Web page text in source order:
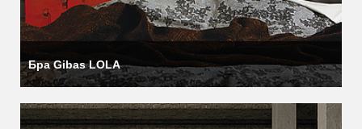
Бра Gibas LOLA